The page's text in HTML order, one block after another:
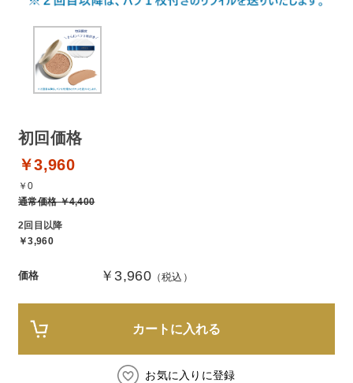
美容液
美容ジェル・乳液・クリーム
オールインワン
リップケア
トラベルセット
スペシャルケア
クッションファンデーション
ファンデーション
フェイスパウダー
CCクリーム
すべてのポイントメイク
成分別で探す
プラセンタ
乳酸菌
コラーゲン
レスベラトロール
高麗人参
コエンザイム
ヘアケア
スカルプケア
トリートメント
ヘアカラー
シリーズ一覧
ODELIA（オディリア）
Aluce luce（アルーチェルーチェ）
BIVABOO（ビバブー）
Placenta 100
PLACENTIST
初回価格
￥3,960
￥0
通常価格 ￥4,400
2回目以降
￥3,960
価格 ￥3,960（税込）
カートに入れる
お気に入りに登録